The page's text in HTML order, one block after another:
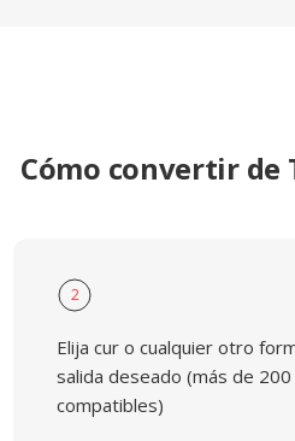
Cómo convertir de
2
Elija cur o cualquier otro
salida deseado (más de
compatibles)